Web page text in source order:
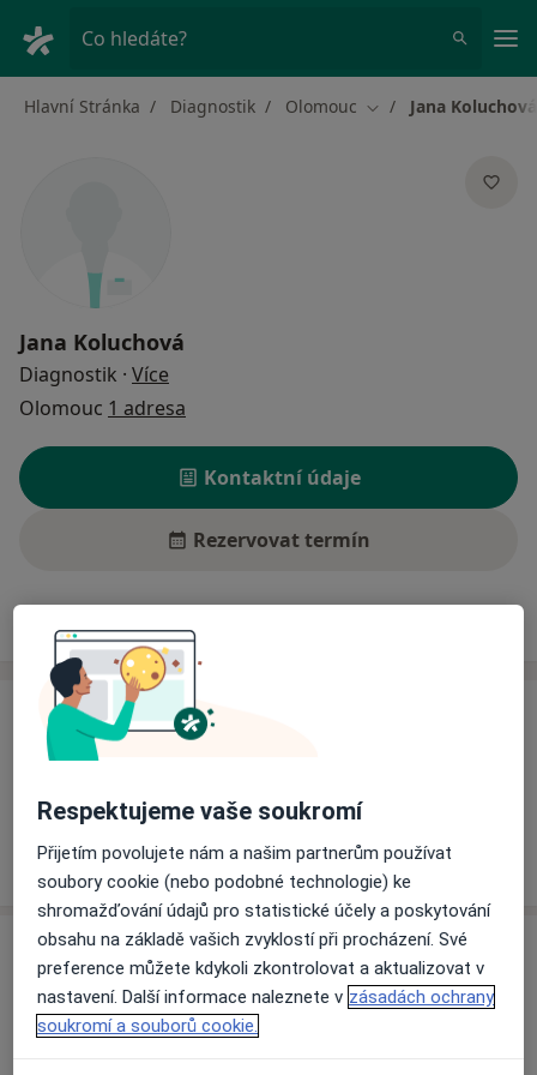
Co hledáte?
Hlavní Stránka Diagnostik Olomouc Změna města
Jana Koluchová
Jana Koluchová
Diagnostik · Více
Olomouc 1 adresa
Kontaktní údaje
Rezervovat termín
Ceník Adresy
Ceník
Informace o službách a cenách nejsou k dispozici
Tento specialista ještě nepřidával žádné informace o
svých službách.
Adresa
Vojenská nemocnice Olomouc
Sušilovo náměstí 5, Olomouc
Respektujeme vaše soukromí
Přijetím povolujete nám a našim partnerům používat
soubory cookie (nebo podobné technologie) ke
shromažďování údajů pro statistické účely a poskytování
obsahu na základě vašich zvyklostí při procházení. Své
preference můžete kdykoli zkontrolovat a aktualizovat v
nastavení. Další informace naleznete v zásadách ochrany
soukromí a souborů cookie.